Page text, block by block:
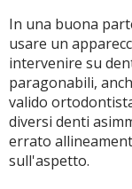
In una buona
usare un
intervenire su
paragonabili,
valido
diversi denti
errato
sull'aspetto.